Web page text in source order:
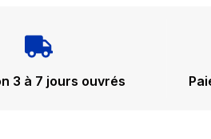
3 à 7 jours ouvrés